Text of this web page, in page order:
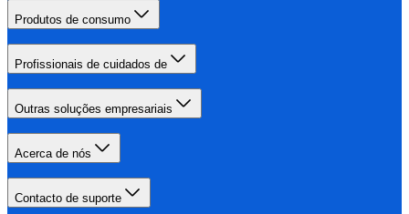
Produtos de consumo
Profissionais de cuidados de
Outras soluções empresariais
Acerca de nós
Contacto de suporte